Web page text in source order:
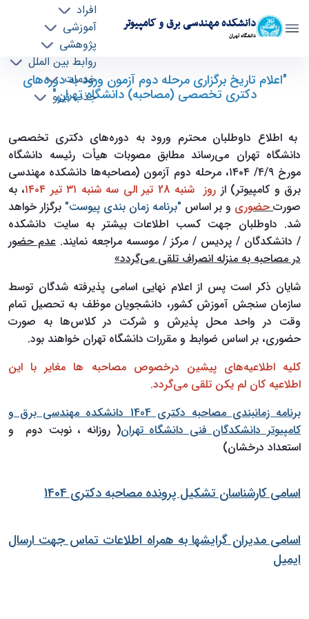
دانشکده مهندسی برق و کامپیوتر
دانشگاه تهران
افراد
آموزشی
پژوهشی
روابط بین الملل
خدمات
جذب نیرو
"اعلام تاریخ برگزاری مرحله دوم آزمون ورود به
دوره‌های دکتری تخصصی (مصاحبه) دانشگاه
"اعلام تاریخ برگزاری مرحله دوم آزمون ورود به دوره‌های
دکتری تخصصی (مصاحبه) دانشگاه تهران"
به اطلاع داوطلبان محترم ورود به دوره‌های دکتری تخصصی
دانشگاه تهران می‌رساند مطابق مصوبات هیأت رئیسه دانشگاه
مورخ ۴/۹/ ۱۴۰۴، مرحله دوم آزمون (مصاحبه‌ها دانشکده مهندسی
برق و کامپیوتر) از روز شنبه 28 تیر الی سه شنبه ۳۱ تیر ۱۴۰۴
، به
صورت حضوری و بر اساس "برنامه زمان بندی پیوست" برگزار خواهد
شد. داوطلبان جهت کسب اطلاعات بیشتر به سایت دانشکده
/ ‏دانشکدگان‬ / ‏پردیس‬ / ‏مرکز‬ / ‏موسسه‬ مراجعه نمایند. عدم حضور
در مصاحبه به منزله انصراف تلقیمی‌گردد»
شایان ذکر است پس از اعلام نهایی اسامی پذیرفته شدگان توسط
سازمان سنجش آموزش کشور، دانشجویان موظف به تحصیل تمام
وقت در واحد محل پذیرش و شرکت در کلاس‌ها به صورت
حضوری، بر اساس ضوابط و مقررات دانشگاه تهران خواهند بود.
کلیه اطلاعیه‌های پیشین درخصوص مصاحبه ‌ها مغایر با این
اطلاعیه کان لم یکن تلقی می‌گردد.
برنامه زمانبندی مصاحبه دکتری 1404 دانشکده مهندسی برق و
کامپیوتر دانشکدگان فنی دانشگاه تهران( روزانه ، نوبت دوم و
استعداد درخشان)
اسامی کارشناسان تشکیل پرونده مصاحبه دکتری 1404
اسامی مدیران گرایشها به همراه اطلاعات تماس جهت ارسال
ایمیل